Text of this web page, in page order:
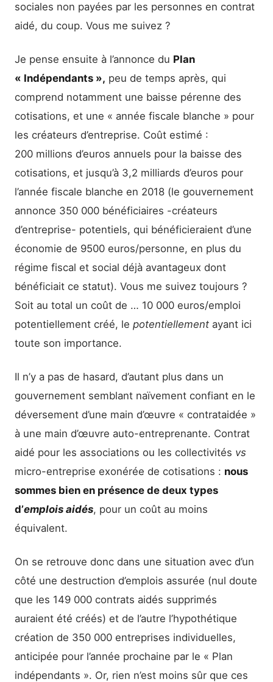
sociales non payées par les personnes en contrat
aidé, du coup. Vous me suivez ?
Je pense ensuite à l’annonce du Plan
« Indépendants », peu de temps après, qui
comprend notamment une baisse pérenne des
cotisations, et une « année fiscale blanche » pour
les créateurs d’entreprise. Coût estimé :
200 millions d’euros annuels pour la baisse des
cotisations, et jusqu’à 3,2 milliards d’euros pour
l’année fiscale blanche en 2018 (le gouvernement
annonce 350 000 bénéficiaires -créateurs
d’entreprise- potentiels, qui bénéficieraient d’une
économie de 9500 euros/personne, en plus du
régime fiscal et social déjà avantageux dont
bénéficiait ce statut). Vous me suivez toujours ?
Soit au total un coût de … 10 000 euros/emploi
potentiellement créé, le potentiellement ayant ici
toute son importance.
Il n’y a pas de hasard, d’autant plus dans un
gouvernement semblant naïvement confiant en le
déversement d’une main d’œuvre « contrataidée »
à une main d’œuvre auto-entreprenante. Contrat
aidé pour les associations ou les collectivités vs
micro-entreprise exonérée de cotisations : nous
sommes bien en présence de deux types
d’emplois aidés, pour un coût au moins
équivalent.
On se retrouve donc dans une situation avec d’un
côté une destruction d’emplois assurée (nul doute
que les 149 000 contrats aidés supprimés
auraient été créés) et de l’autre l’hypothétique
création de 350 000 entreprises individuelles,
anticipée pour l’année prochaine par le « Plan
indépendants ». Or, rien n’est moins sûr que ces